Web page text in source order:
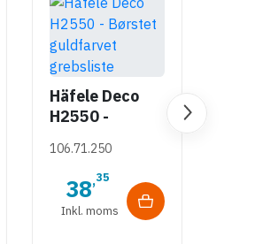
Häfele Deco
H2550 -
guldfarvet
grebsliste
106.71.250
38,35
Inkl. moms